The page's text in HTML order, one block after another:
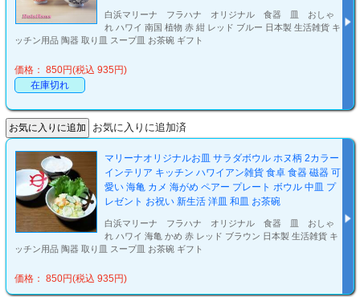
白浜マリーナ フラハナ オリジナル 食器 皿 おしゃ
れ ハワイ 南国 植物 赤 紺 レッド ブルー 日本製 生活雑貨 キ
ッチン用品 陶器 取り皿 スープ皿 お茶碗 ギフト
価格： 850円(税込 935円)
在庫切れ
お気に入りに追加済
マリーナオリジナルお皿 サラダボウル ホヌ柄 2カラー
インテリア キッチン ハワイアン雑貨 食卓 食器 磁器 可
愛い 海亀 カメ 海がめ ペアー プレート ボウル 中皿 プ
レゼント お祝い 新生活 洋皿 和皿 お茶碗
白浜マリーナ フラハナ オリジナル 食器 皿 おしゃ
れ ハワイ 海亀 かめ 赤 レッド ブラウン 日本製 生活雑貨 キ
ッチン用品 陶器 取り皿 スープ皿 お茶碗 ギフト
価格： 850円(税込 935円)